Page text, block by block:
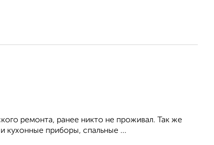
ремонта, ранее никто не проживал. Так же
кухонные приборы, спальные ...